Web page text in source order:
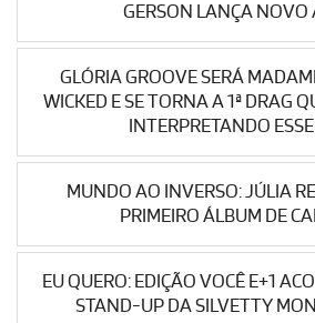
GERSON LANÇA NOVO
GLÓRIA GROOVE SERÁ
WICKED E SE TORNA A 1ª DRAG
INTERPRETANDO
MUNDO AO INVERSO: JÚLIA
PRIMEIRO ÁLBUM DE
EU QUERO: EDIÇÃO VOCÊ E+1
STAND-UP DA SILVETTY